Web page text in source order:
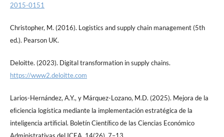
2015-0151
Christopher, M. (2016). Logistics and supply chain management (5th
ed.). Pearson UK.
Deloitte. (2023). Digital transformation in supply chains.
https://www2.deloitte.com
Larios-Hernández, A.Y., y Márquez-Lozano, M.D. (2025). Mejora de la
eﬁciencia logística mediante la implementación estratégica de la
inteligencia artiﬁcial. Boletín Cientíﬁco de las Ciencias Económico